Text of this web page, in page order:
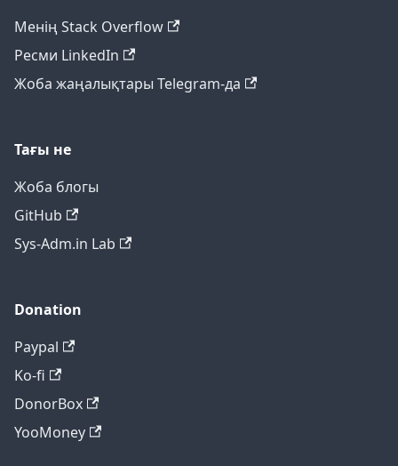
Менің Stack Overflow
Ресми LinkedIn
Жоба жаңалықтары Telegram-да
Тағы не
Жоба блогы
GitHub
Sys-Adm.in Lab
Donation
Paypal
Ko-fi
DonorBox
YooMoney